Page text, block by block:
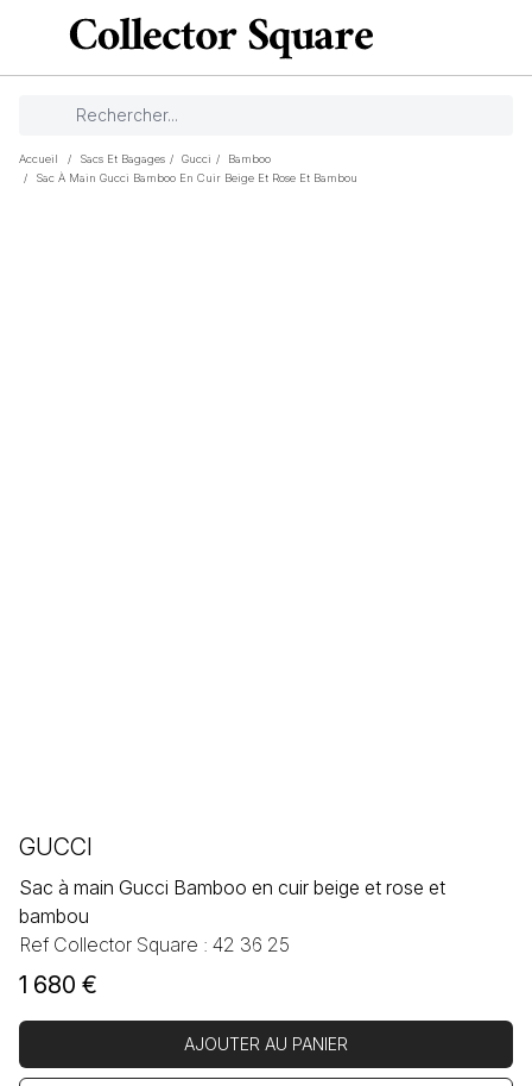
Accueil / Sacs Et Bagages / Gucci /
Bamboo
/
Sac À Main Gucci Bamboo En Cuir Beige Et Rose Et Bambou
GUCCI
Sac à main Gucci Bamboo en cuir beige et rose et
bambou
Ref Collector Square : 42 36 25
1 680 €
AJOUTER AU PANIER